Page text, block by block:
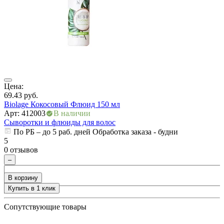
Цена:
69.43 руб.
Biolage Кокосовый Флюид 150 мл
Арт: 412003
В наличии
Сыворотки и флюиды для волос
По РБ – до 5 раб. дней Обработка заказа - будни
5
0 отзывов
–
+
В корзину
Купить в 1 клик
Сопутствующие товары